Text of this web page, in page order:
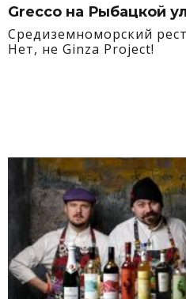
Grecco на Рыбацкой
Средиземноморский
Нет, не Ginza Project!